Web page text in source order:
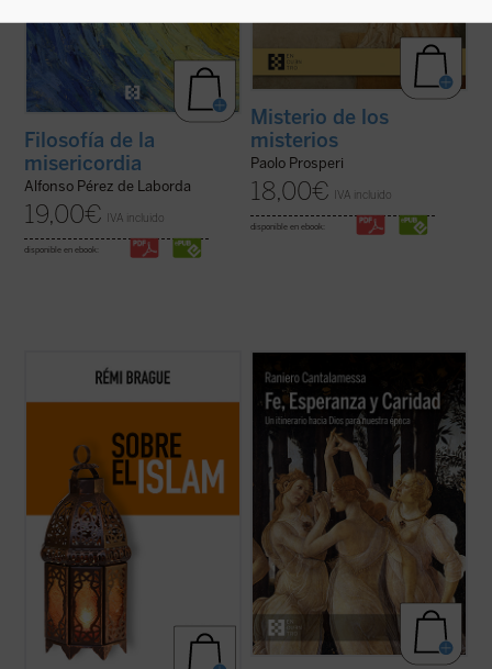
Filosofía de la
misericordia
Alfonso Pérez de Laborda
19,00€ IVA incluido
disponible en ebook:
Misterio de los
misterios
Paolo Prosperi
18,00€ IVA incluido
disponible en ebook:
El Islam es objeto de interminables
controversias y mucha confusión. Pero,
civilización? Rémi Brague vuelve sobre
estas cuestiones ...
(ver ficha)
a los lectores en un viaje hacia la
comprensión de las virtudes teologales: Fe,
Esperanza y Caridad, con la certeza de que
no hay ningún contenido de la fe, por
elevado que sea, que no pueda hacerse ...
(ver ficha)